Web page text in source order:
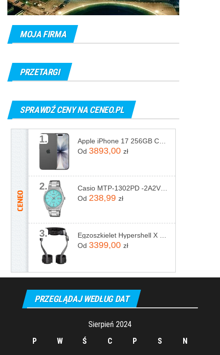
MOJA FIRMA
PRZETARGI
SPRAWDŹ CENY NA CENEO.PL
1.
Od 3893,00 zł
2.
Od 238,99 zł
3.
Od 3399,00 zł
PRZEGLĄDAJ WEDŁUG DAT
Sierpień 2024
P
W Ś C P S N